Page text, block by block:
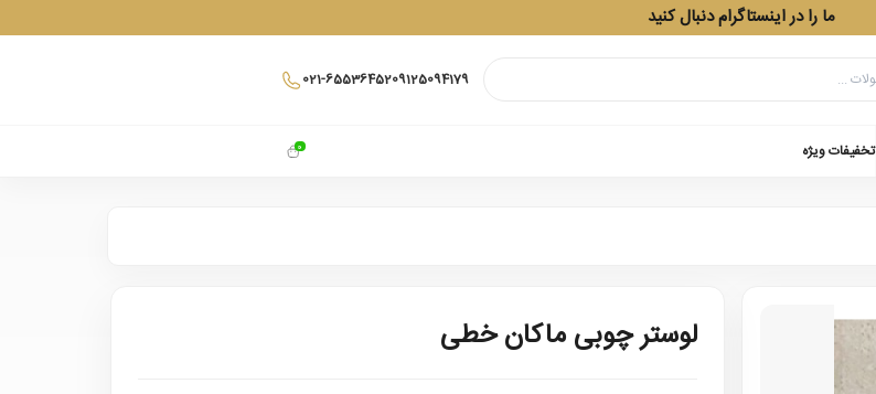
ما را در اینستاگرام دنبال کنید
021-6553645209125094179
0 تخفیفات ویژه
لوستر چوبی ماکان خطی